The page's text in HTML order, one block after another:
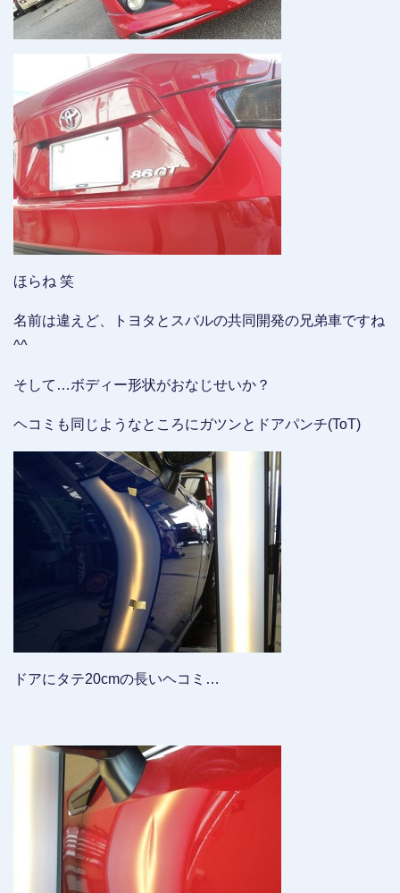
ほらね 笑
名前は違えど、トヨタとスバルの共同開発の兄弟車ですね
^^
そして…ボディー形状がおなじせいか？
ヘコミも同じようなところにガツンとドアパンチ(ToT)
ドアにタテ20cmの長いヘコミ…